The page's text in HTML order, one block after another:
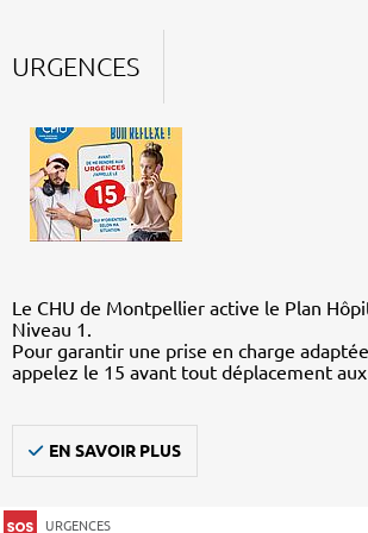
URGENCES
Le CHU de Montpellier active le Plan
Niveau 1.
Pour garantir une prise en charge
appelez le 15 avant tout déplacement
EN SAVOIR PLUS
URGENCES